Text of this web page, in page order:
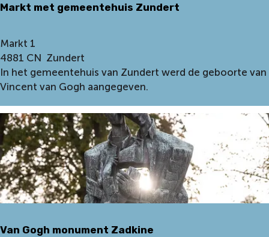
o
h
i
e
s
o
u
t
e
E
n
Markt met gemeentehuis Zundert
M
a
r
k
m
e
t
g
e
m
e
n
Markt 1
4881 CN Zundert
In het gemeentehuis van Zundert werd de geboorte van
Vincent van Gogh aangegeven.
Van Gogh monument Zadkine